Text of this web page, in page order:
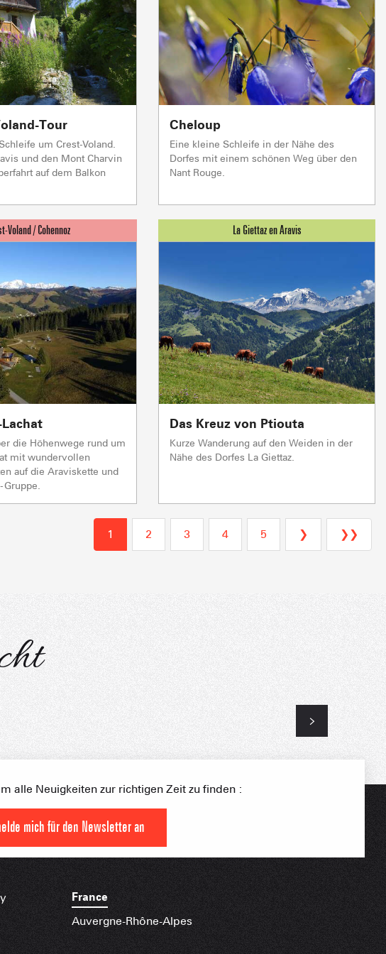
UNSERE SKIGEBIETE
FRANÇOIS PLACE –
& VERKAUF AB HOF
UNVERZICHTBARE APPS
IN DER FAMILIE
In Vorbereitung TC JAILLET In Vorbereitung
TSF GRANDE
In Vorbereitung TSF TETE TORRAZ In Vorbereitung
Andere 1/1
In
Vorbereitung
In Vorbereitung
In Vorbereitung
1 Skilifte
0/1
2026 - 00:13
Tour
um Crest-Voland.
und den Mont Charvin
auf dem Balkon
Cheloup
Eine kleine Schleife in der Nähe des
Dorfes mit einem schönen Weg über den
Nant Rouge.
die Höhenwege rund um
mit wundervollen
auf die Araviskette und
Das Kreuz von Ptiouta
Kurze Wanderung auf den Weiden in der
Nähe des Dorfes La Giettaz.
1 2 3 4 5 ❯ ❯❯
alle Neuigkeiten zur richtigen Zeit zu finden :
mich für den Newsletter an
France
Auvergne-Rhône-Alpes